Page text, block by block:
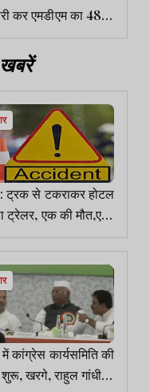
कर एमडीएम का 48
चोरी, एक गिरफ्तार
ट्रक से टकराकर होटल
ट्रेलर, एक की मौत,एक
कांग्रेस कार्यसमिति की
खरगे, राहुल गांधी